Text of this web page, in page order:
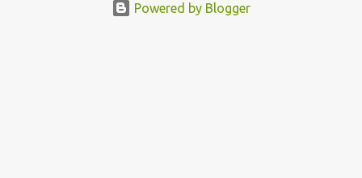
Powered by Blogger